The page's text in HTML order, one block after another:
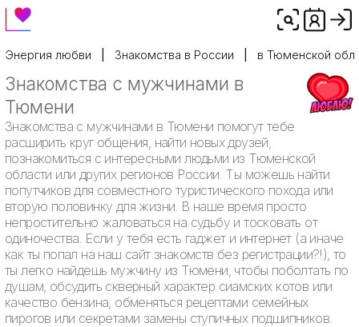
Энергия любви Знакомства в России в Тюменской
Знакомства с мужчинами в
Тюмени
Знакомства с мужчинами в Тюмени помогут тебе
расширить круг общения, найти новых друзей,
познакомиться с интересными людьми из Тюменской
области или других регионов России. Ты можешь найти
попутчиков для совместного туристического похода или
вторую половинку для жизни. В наше время просто
непростительно жаловаться на судьбу и тосковать от
одиночества. Если у тебя есть гаджет и интернет (а иначе
как ты попал на наш сайт знакомств без регистрации?!), то
ты легко найдешь мужчину из Тюмени, чтобы поболтать по
душам, обсудить скверный характер сиамских котов или
качество бензина, обменяться рецептами семейных
пирогов или секретами замены ступичных подшипников.